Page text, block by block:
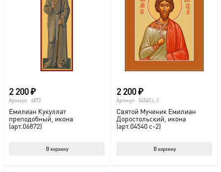
2 200₽
Артикул: 6872
Емилиан Кукуллат
преподобный, икона
(арт.06872)
В корзину
2 200₽
Артикул: 04540 с-2
Святой Мученик Емилиан
Доростольский, икона
(арт.04540 с-2)
В корзину